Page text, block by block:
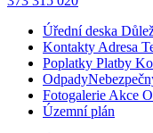
Úřední deska
Kontakty Adresa
Poplatky Platby
Odpady
Fotogalerie Akce
Územní plán